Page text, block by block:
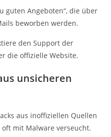
guten Angeboten“, die über
beworben werden.
den Support der
die offizielle Website.
unsicheren
aus inoffiziellen Quellen
mit Malware verseucht.